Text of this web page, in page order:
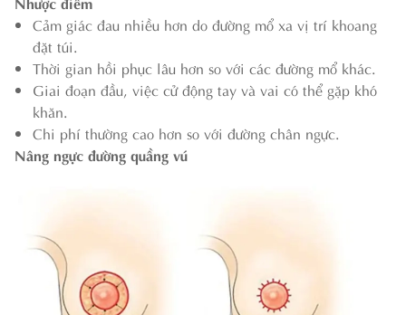
Cảm giác đau nhiều hơn do đường mổ xa vị trí khoang
đặt túi.
Thời gian hồi phục lâu hơn so với các đường mổ khác.
Giai đoạn đầu, việc cử động tay và vai có thể gặp khó
khăn.
Chi phí thường cao hơn so với đường chân ngực.
Nâng ngực đường quầng vú